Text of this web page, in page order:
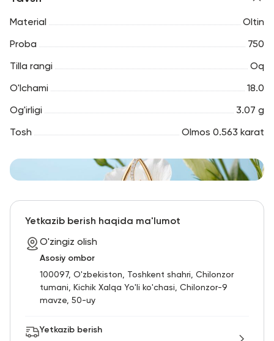
Material Oltin
Proba 750
Tilla rangi Oq
O'lchami 18.0
Og'irligi 3.07 g
Tosh Olmos 0.563 karat
Yetkazib berish haqida ma'lumot
O'zingiz olish
Asosiy ombor
100097, O'zbekiston, Toshkent shahri, Chilonzor
tumani, Kichik Xalqa Yo'li ko'chasi, Chilonzor-9
mavze, 50-uy
Yetkazib berish